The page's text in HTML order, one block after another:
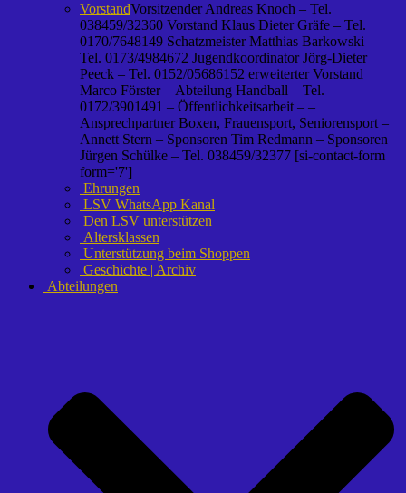
VorstandVorsitzender Andreas Knoch – Tel.
038459/32360 Vorstand Klaus Dieter Gräfe – Tel.
0170/7648149 Schatzmeister Matthias Barkowski –
Tel. 0173/4984672 Jugendkoordinator Jörg-Dieter
Peeck – Tel. 0152/05686152 erweiterter Vorstand
Marco Förster – Abteilung Handball – Tel.
0172/3901491 – Öffentlichkeitsarbeit – –
Ansprechpartner Boxen, Frauensport, Seniorensport –
Annett Stern – Sponsoren Tim Redmann – Sponsoren
Jürgen Schülke – Tel. 038459/32377 [si-contact-form
form='7']
Ehrungen
LSV WhatsApp Kanal
Den LSV unterstützen
Altersklassen
Unterstützung beim Shoppen
Geschichte | Archiv
Abteilungen